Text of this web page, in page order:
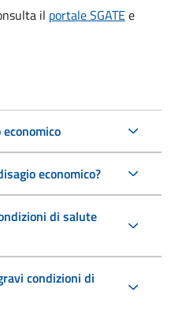
il portale SGATEe
economico?
di salute
condizioni di